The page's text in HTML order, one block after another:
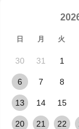
日 月 火
30 31 1
6 7 8
13 14 15
20 21 22